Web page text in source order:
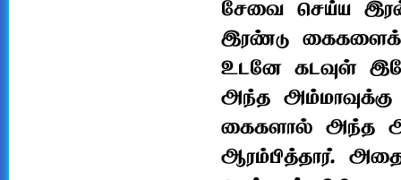
சேவை செய்ய
இரண்டு கைகளைக்
உடனே கடவுள்
அந்த
கைகளால் அந்த
ஆரம்பித்தார். அதைப்